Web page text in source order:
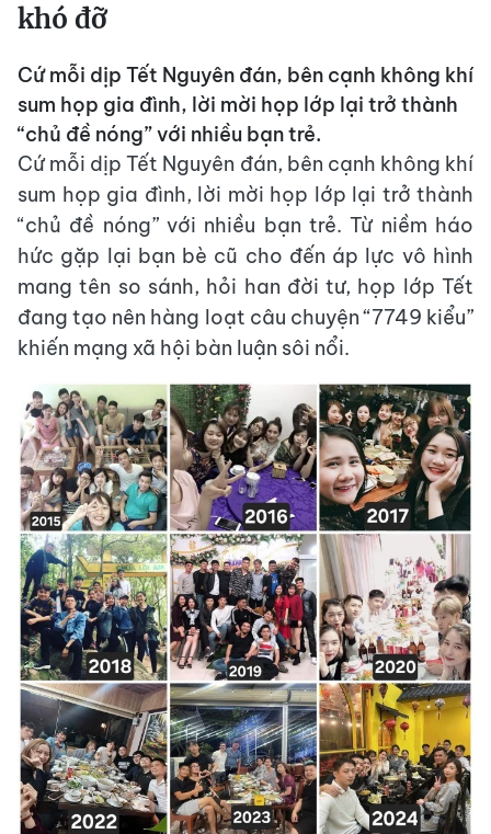
khó đỡ
Cứ mỗi dịp Tết Nguyên đán, bên cạnh không khí
sum họp gia đình, lời mời họp lớp lại trở thành
“chủ đề nóng” với nhiều bạn trẻ.
Cứ mỗi dịp Tết Nguyên đán, bên cạnh không khí
sum họp gia đình, lời mời họp lớp lại trở thành
“chủ đề nóng” với nhiều bạn trẻ. Từ niềm háo
hức gặp lại bạn bè cũ cho đến áp lực vô hình
mang tên so sánh, hỏi han đời tư, họp lớp Tết
đang tạo nên hàng loạt câu chuyện “7749 kiểu”
khiến mạng xã hội bàn luận sôi nổi.